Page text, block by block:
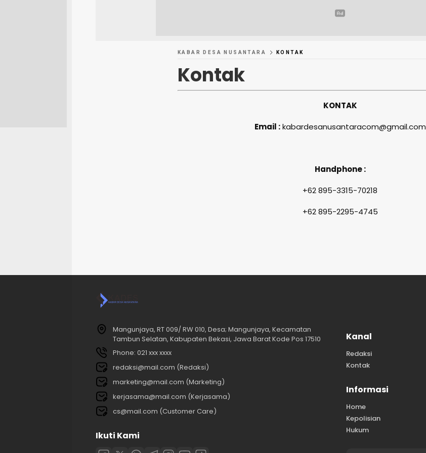
KABAR DESA NUSANTARA KONTAK
Kontak
KONTAK
Email :kabardesanusantaracom@gmail.com
Handphone :
+62 895-3315-70218
+62 895-2295-4745‎
Mangunjaya, RT 009/ RW 010, Desa; Mangunjaya, Kecamatan
Tambun Selatan, Kabupaten Bekasi, Jawa Barat Kode Pos 17510
Phone: 021 xxx xxxx
redaksi@mail.com (Redaksi)
marketing@mail.com (Marketing)
kerjasama@mail.com (Kerjasama)
cs@mail.com (Customer Care)
Ikuti Kami
Kanal
Redaksi
Kontak
Informasi
Home
Kepolisian
Hukum